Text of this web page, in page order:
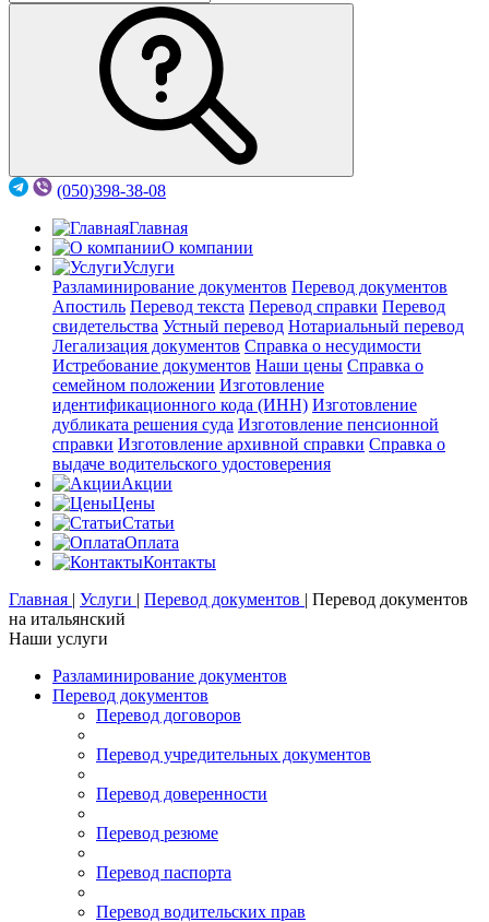
(050)398-38-08
Главная
О компании
Услуги
Разламинирование документов Перевод документов
Апостиль Перевод текста Перевод справки Перевод
свидетельства Устный перевод Нотариальный перевод
Легализация документов Справка о несудимости
Истребование документов Наши цены Справка о
семейном положении Изготовление
идентификационного кода (ИНН) Изготовление
дубликата решения суда Изготовление пенсионной
справки Изготовление архивной справки Справка о
выдаче водительского удостоверения
Акции
Цены
Статьи
Оплата
Контакты
Главная | Услуги | Перевод документов | Перевод документов
на итальянский
Наши услуги
Разламинирование документов
Перевод документов
Перевод договоров
Перевод учредительных документов
Перевод доверенности
Перевод резюме
Перевод паспорта
Перевод водительских прав